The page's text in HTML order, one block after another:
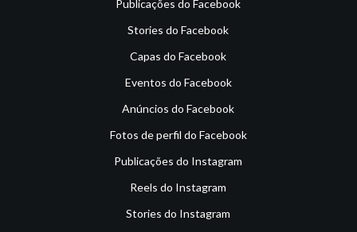
Publicações do Facebook
Stories do Facebook
Capas do Facebook
Eventos do Facebook
Anúncios do Facebook
Fotos de perfil do Facebook
Publicações do Instagram
Reels do Instagram
Stories do Instagram